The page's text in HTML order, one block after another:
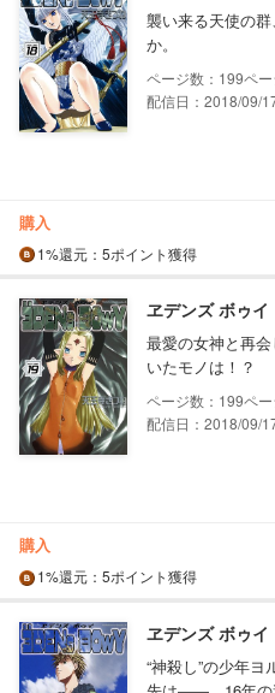
襲い来る天使の
か。
199
配信日：2018/09/
購入
1%還元 ：5ポイント獲得
ヱデンズ ボゥイ
最愛の女神と再
いたモノは！？
199
配信日：2018/09/
購入
1%還元 ：5ポイント獲得
ヱデンズ ボゥイ
“神殺し”の少年